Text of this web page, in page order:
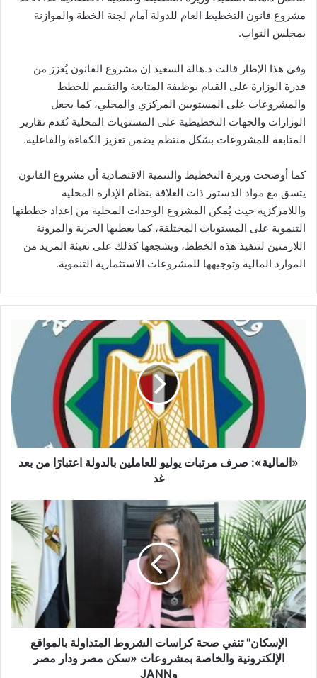
مشروع قانون التخطيط العام للدولة أمام لجنة الخطة والموازنة
بمجلس النواب.
وفى هذا الإطار قالت د.هالة السعيد إن مشروع القانون يُعزز من
قدرة الوزارة على القيام بوظيفة المتابعة والتقييم للخطط
والمشروعات على المستويين المركزي والمحلي، كما يجعل
الوزارات والجهات التخطيطية على المستويات المحلية تُقدم تقارير
المتابعة للمشروعات بشكل منتظم يضمن تعزيز الكفاءة والفاعلية.
كما أوضحت وزيرة التخطيط والتنمية الاقتصادية أن مشروع القانون
يتسق مع مواد الدستور ذات العلاقة بنظام الإدارة المحلية
واللامركزية حيث يُمكن المشروع الوحدات المحلية من إعداد خططتها
التنموية على المستويات المختلفة، كما يعطيها الحرية والمرونة
اللازمتين لتنفيذ هذه الخطط، ويشجعها كذلك على تعبئة المزيد من
الموارد المالية وتوجيهها للمشروعات الاستثمارية التنموية.
«المالية»:
صرف
مرتبات
يوليو
للعاملين
من
بعد
غد«المالية»: صرف مرتبات يوليو للعاملين بالدولة اعتبارًا من بعد
غد
الإسكان"
تنفي
صحة
كراسات
الشروط
المتداولة
بالمواقع
الإلكترونية
والخاصة
بمشروعات
«سكن
الإسكان" تنفي صحة كراسات الشروط المتداولة بالمواقع
الإلكترونية والخاصة بمشروعات «سكن مصر ودار مصر
وJANN